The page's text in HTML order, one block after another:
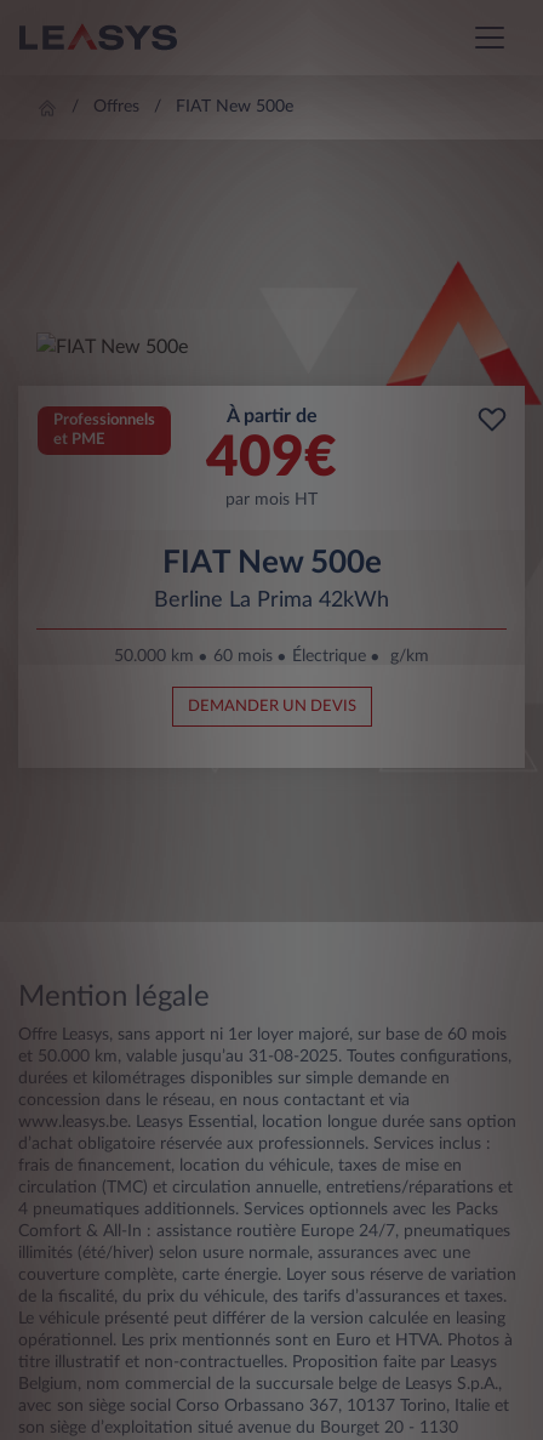
Offres FIAT New 500e
Professionnels
et PME
À partir de
409€
par mois HT
FIAT New 500e
Berline La Prima 42kWh
50.000 km 60 mois Électrique g/km
DEMANDER UN DEVIS
Mention légale
Offre Leasys, sans apport ni 1er loyer majoré, sur base de 60 mois
et 50.000 km, valable jusqu’au 31-08-2025. Toutes configurations,
durées et kilométrages disponibles sur simple demande en
concession dans le réseau, en nous contactant et via
www.leasys.be. Leasys Essential, location longue durée sans option
d’achat obligatoire réservée aux professionnels. Services inclus :
frais de financement, location du véhicule, taxes de mise en
circulation (TMC) et circulation annuelle, entretiens/réparations et
4 pneumatiques additionnels. Services optionnels avec les Packs
Comfort & All-In : assistance routière Europe 24/7, pneumatiques
illimités (été/hiver) selon usure normale, assurances avec une
couverture complète, carte énergie. Loyer sous réserve de variation
de la fiscalité, du prix du véhicule, des tarifs d’assurances et taxes.
Le véhicule présenté peut différer de la version calculée en leasing
opérationnel. Les prix mentionnés sont en Euro et HTVA. Photos à
titre illustratif et non-contractuelles. Proposition faite par Leasys
Belgium, nom commercial de la succursale belge de Leasys S.p.A.,
avec son siège social Corso Orbassano 367, 10137 Torino, Italie et
son siège d’exploitation situé avenue du Bourget 20 - 1130